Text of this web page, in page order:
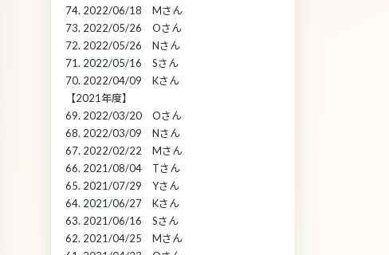
74. 2022/06/18 Mさん
73. 2022/05/26 Oさん
72. 2022/05/26 Nさん
71. 2022/05/16 Sさん
70. 2022/04/09 Kさん
【2021年度】
69. 2022/03/20 Oさん
68. 2022/03/09 Nさん
67. 2022/02/22 Mさん
66. 2021/08/04 Tさん
65. 2021/07/29 Yさん
64. 2021/06/27 Kさん
63. 2021/06/16 Sさん
62. 2021/04/25 Mさん